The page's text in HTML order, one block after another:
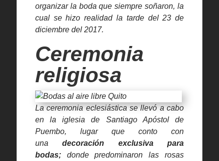
organizar la boda que siempre soñaron, la
cual se hizo realidad la tarde del 23 de
diciembre del 2017.
Ceremonia
religiosa
La ceremonia eclesiástica se llevó a cabo
en la iglesia de Santiago Apóstol de
Puembo, lugar que conto con
unadecoración exclusiva para
bodas;donde predominaron las rosas